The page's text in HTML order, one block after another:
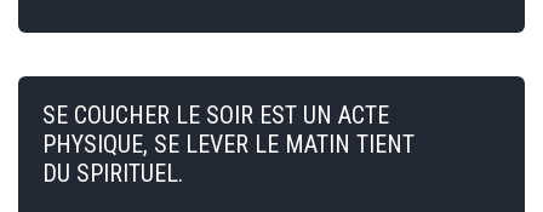
SE COUCHER LE SOIR EST UN ACTE
PHYSIQUE, SE LEVER LE MATIN TIENT
DU SPIRITUEL.